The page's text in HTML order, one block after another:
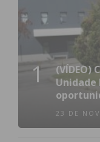
1
(VÍDEO)
Unidade
23 DE